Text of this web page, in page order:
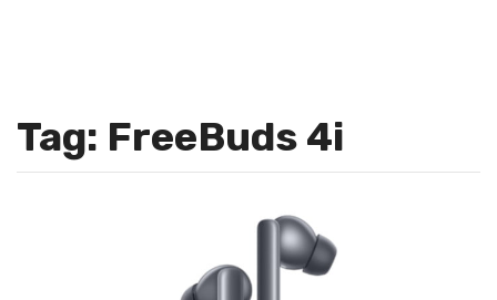
Tag: FreeBuds 4i